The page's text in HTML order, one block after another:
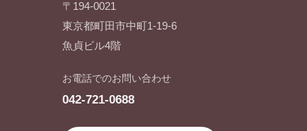
〒194-0021
東京都町田市中町1-19-6
魚貞ビル4階
お電話でのお問い合わせ
042-721-0688